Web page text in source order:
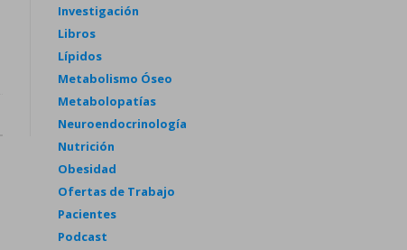
Investigación
Libros
Lípidos
Metabolismo Óseo
Metabolopatías
Neuroendocrinología
Nutrición
Obesidad
Ofertas de Trabajo
Pacientes
Podcast